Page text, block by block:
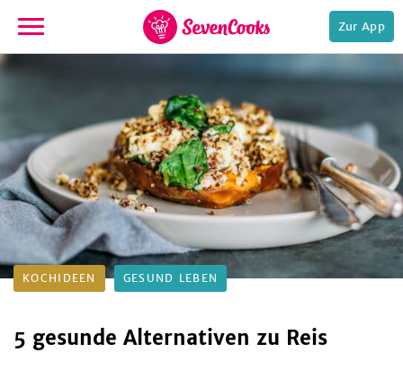
zur
Zur App
KOCHIDEEN GESUND LEBEN
5 gesunde Alternativen zu Reis